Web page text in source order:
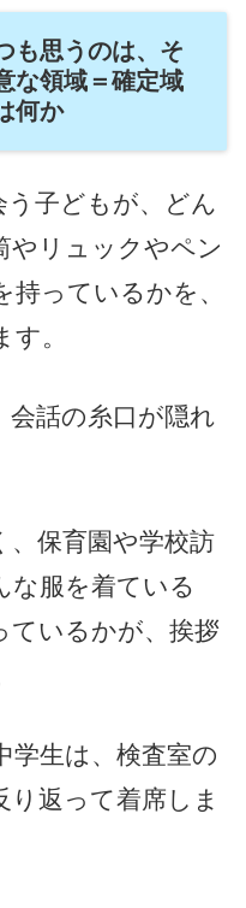
も思うのは、そ
な領域＝確定域
何か
う子どもが、どん
やリュックやペン
っているかを、
。
会話の糸口が隠れ
、保育園や学校訪
な服を着ている
ているかが、挨拶
学生は、検査室の
返って着席しま